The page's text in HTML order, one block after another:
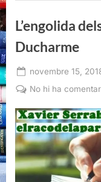
L’engolida
Ducharme
Posted
on
novembre 15,
No hi ha